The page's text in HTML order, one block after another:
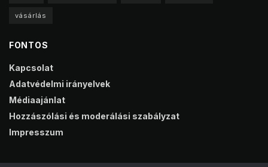
vásárlás
FONTOS
Kapcsolat
Adatvédelmi irányelvek
Médiaajánlat
Hozzászólási és moderálási szabályzat
Impresszum